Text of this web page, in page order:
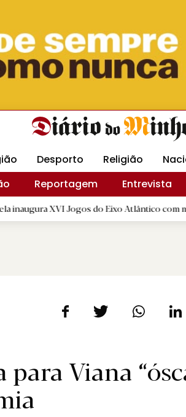
Minha Gráfica DM Livraria DM
Desporto Religião
Reportagem Entrevista
Jogos do Eixo Atlântico com mais de dois
Viana